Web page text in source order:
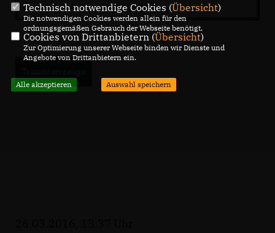
Technisch notwendige Cookies (Übersicht)
Die notwendigen Cookies werden allein für den
ordnungsgemäßen Gebrauch der Webseite benötigt.
Cookies von Drittanbietern (Übersicht)
Zur Optimierung unserer Webseite binden wir Dienste und
Angebote von Drittanbietern ein.
Alle akzeptieren Auswahl speichern